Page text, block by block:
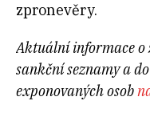
zpronevěry.
Aktuální informace o
sankční seznamy a
exponovaných osob